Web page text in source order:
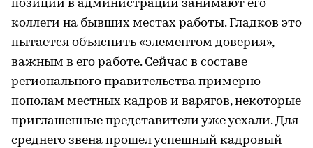
позиции в администрации занимают его
коллеги на бывших местах работы. Гладков это
пытается объяснить «элементом доверия»,
важным в его работе. Сейчас в составе
регионального правительства примерно
пополам местных кадров и варягов, некоторые
приглашенные представители уже уехали. Для
среднего звена прошел успешный кадровый